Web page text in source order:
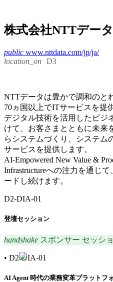
株式会社NTTデータ
public www.nttdata.com/jp/ja/
location_on D3
NTTデータは豊かで調和のと
70ヵ国以上でITサービスを提
デジタル技術を活用したビジ
けて、お客さまとともに未来
らシステムづくり、システム
サービスを提供します。
AI-Empowered New Value &
Infrastructureへの注力を通じ
ードし続けます。
D2-DIA-01
登壇セッション
handshake スポンサー セッシ
• D2-DIA-01
AI Agent 時代の業務変革プラットフ